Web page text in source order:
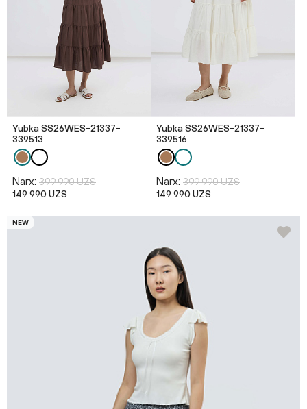
Yubka SS26WES-21337-
339513
Narx: 399 990 UZS
149 990 UZS
Yubka SS26WES-21337-
339516
Narx: 399 990 UZS
149 990 UZS
NEW